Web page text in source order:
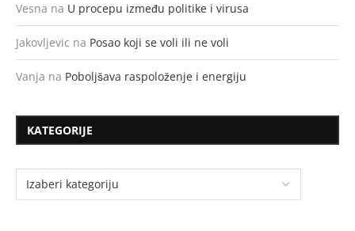
Vesna na U procepu između politike i virusa
Jakovljevic na Posao koji se voli ili ne voli
Vanja na Poboljšava raspoloženje i energiju
KATEGORIJE